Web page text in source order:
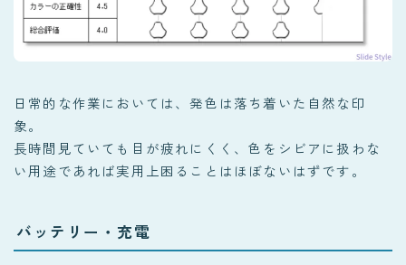
日常的な作業においては、発色は落ち着いた自然な印
象。
長時間見ていても目が疲れにくく、色をシビアに扱わな
い用途であれば実用上困ることはほぼないはずです。
バッテリー・充電